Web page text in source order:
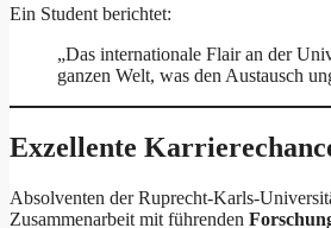
Ein Student berichtet:
„Das internationale Flair an der
ganzen Welt, was den Austausch
Exzellente
Absolventen der Ruprecht-Karls-
Zusammenarbeit mit führenden